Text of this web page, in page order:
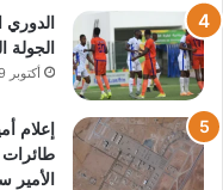
الدوري
الجولة
أكتوبر 19, 2024
الأمير